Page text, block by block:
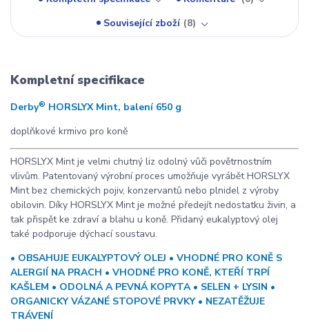
Související zboží 8
Kompletní specifikace
Derby® HORSLYX Mint, balení 650 g
doplňkové krmivo pro koně
HORSLYX Mint je velmi chutný liz odolný vůči povětrnostním
vlivům. Patentovaný výrobní proces umožňuje vyrábět HORSLYX
Mint bez chemických pojiv, konzervantů nebo plnidel z výroby
obilovin. Díky HORSLYX Mint je možné předejít nedostatku živin, a
tak přispět ke zdraví a blahu u koně. Přidaný eukalyptový olej
také podporuje dýchací soustavu.
• OBSAHUJE EUKALYPTOVÝ OLEJ • VHODNÉ PRO KONĚ S
ALERGIÍ NA PRACH • VHODNÉ PRO KONĚ, KTEŘÍ TRPÍ
KAŠLEM • ODOLNÁ A PEVNÁ KOPYTA • SELEN + LYSIN •
ORGANICKY VÁZANÉ STOPOVÉ PRVKY • NEZATĚŽUJE
TRÁVENÍ